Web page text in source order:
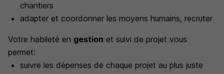
chantiers
adapter et coordonner les moyens humains, recruter
Votre habileté en gestion et suivi de projet vous
permet:
suivre les dépenses de chaque projet au plus juste